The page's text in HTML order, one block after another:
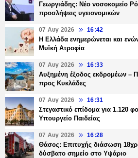
Γεωργιάδης: Νέο νοσοκομείο
προσλήψεις υγειονομικών
07 Αυγ 2026 16:42
Η Ελλάδα ενημερώνεται και
Μυϊκή Ατροφία
07 Αυγ 2026 16:33
Αυξημένη έξοδος εκδρομέων –
προς Κυκλάδες
07 Αυγ 2026 16:31
Στεγαστικό επίδομα για 1.120
Υπουργείο Παιδείας
07 Αυγ 2026 16:28
Θάσος: Επιτυχής διάσωση
δύσβατο σημείο στο Υψάριο